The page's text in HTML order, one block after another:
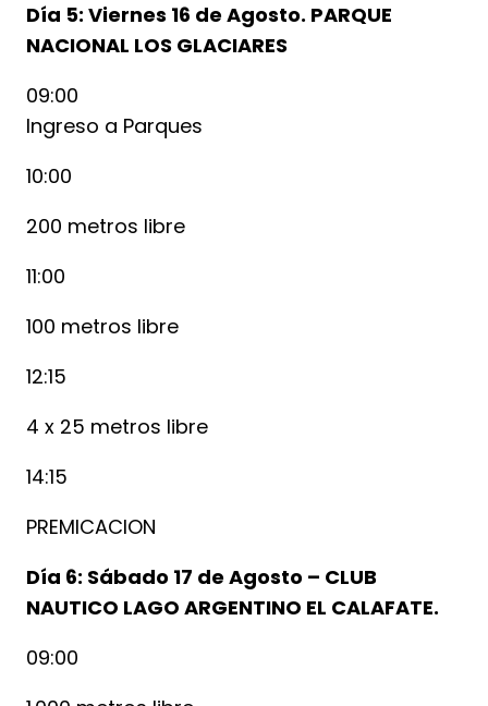
Día 5: Viernes 16 de Agosto. PARQUE
NACIONAL LOS GLACIARES
09:00
Ingreso a Parques
10:00
200 metros libre
11:00
100 metros libre
12:15
4 x 25 metros libre
14:15
PREMICACION
Día 6: Sábado 17 de Agosto – CLUB
NAUTICO LAGO ARGENTINO EL CALAFATE.
09:00